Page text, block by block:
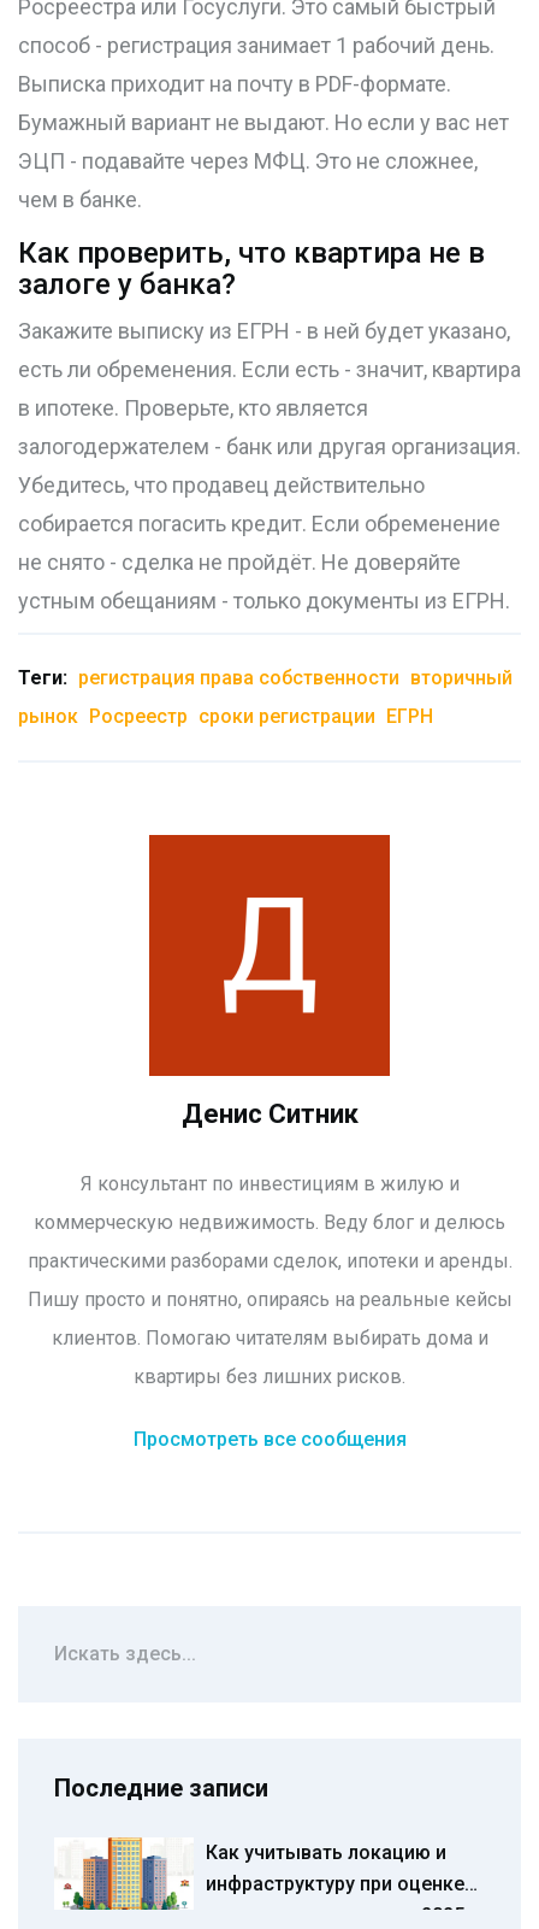
Росреестра или Госуслуги. Это самый быстрый
способ - регистрация занимает 1 рабочий день.
Выписка приходит на почту в PDF-формате.
Бумажный вариант не выдают. Но если у вас нет
ЭЦП - подавайте через МФЦ. Это не сложнее,
чем в банке.
Как проверить, что квартира не в
залоге у банка?
Закажите выписку из ЕГРН - в ней будет указано,
есть ли обременения. Если есть - значит, квартира
в ипотеке. Проверьте, кто является
залогодержателем - банк или другая организация.
Убедитесь, что продавец действительно
собирается погасить кредит. Если обременение
не снято - сделка не пройдёт. Не доверяйте
устным обещаниям - только документы из ЕГРН.
Теги: регистрация права собственности вторичный
рынок Росреестр сроки регистрации ЕГРН
Денис Ситник
Я консультант по инвестициям в жилую и
коммерческую недвижимость. Веду блог и делюсь
практическими разборами сделок, ипотеки и аренды.
Пишу просто и понятно, опираясь на реальные кейсы
клиентов. Помогаю читателям выбирать дома и
квартиры без лишних рисков.
Просмотреть все сообщения
Последние записи
Как учитывать локацию и
инфраструктуру при оценке
стоимости квартиры в 2025